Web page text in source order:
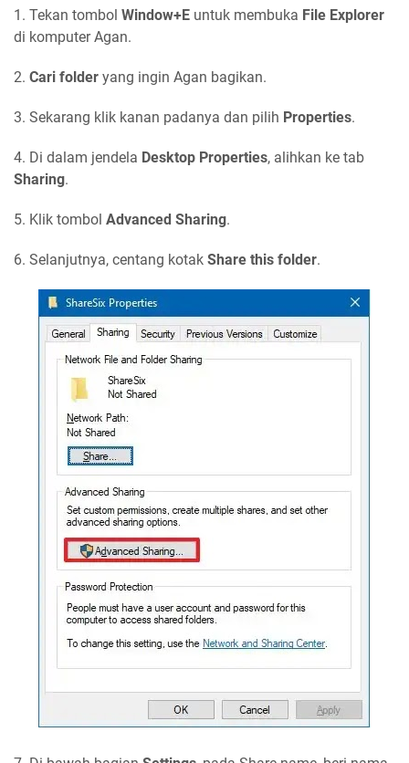
1. Tekan tombol Window+E untuk membuka File Explorer
di komputer Agan.
2. Cari folder yang ingin Agan bagikan.
3. Sekarang klik kanan padanya dan pilih Properties.
4. Di dalam jendela Desktop Properties, alihkan ke tab
Sharing.
5. Klik tombol Advanced Sharing.
6. Selanjutnya, centang kotak Share this folder.